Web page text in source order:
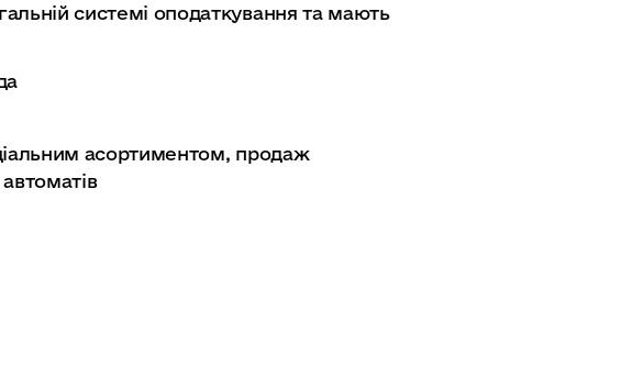
системі оподаткування та мають
асортиментом, продаж